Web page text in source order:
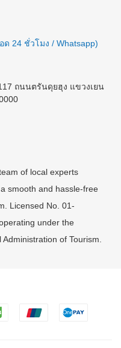
24 ชั่วโมง / Whatsapp)
ถนนตรันดุยฮุง แขวงเยน
of local experts
smooth and hassle-free
Licensed No. 01-
under the
of Tourism.